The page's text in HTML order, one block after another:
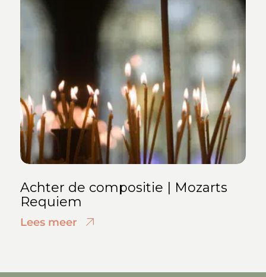
Achter de compositie | Mozarts
Requiem
Lees meer